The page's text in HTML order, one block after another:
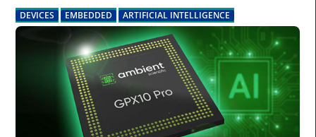
DEVICES EMBEDDED ARTIFICIAL INTELLIGENCE